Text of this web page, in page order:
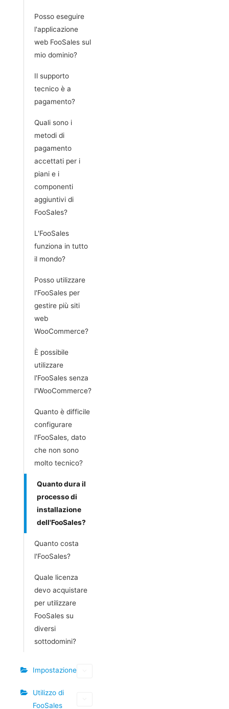
Posso eseguire
l'applicazione
web FooSales sul
mio dominio?
Il supporto
tecnico è a
pagamento?
Quali sono i
metodi di
pagamento
accettati per i
piani e i
componenti
aggiuntivi di
FooSales?
L'FooSales
funziona in tutto
il mondo?
Posso utilizzare
l'FooSales per
gestire più siti
web
WooCommerce?
È possibile
utilizzare
l'FooSales senza
l'WooCommerce?
Quanto è difficile
configurare
l'FooSales, dato
che non sono
molto tecnico?
Quanto dura il
processo di
installazione
dell'FooSales?
Quanto costa
l'FooSales?
Quale licenza
devo acquistare
per utilizzare
FooSales su
diversi
sottodomini?
Impostazione
Utilizzo di
FooSales